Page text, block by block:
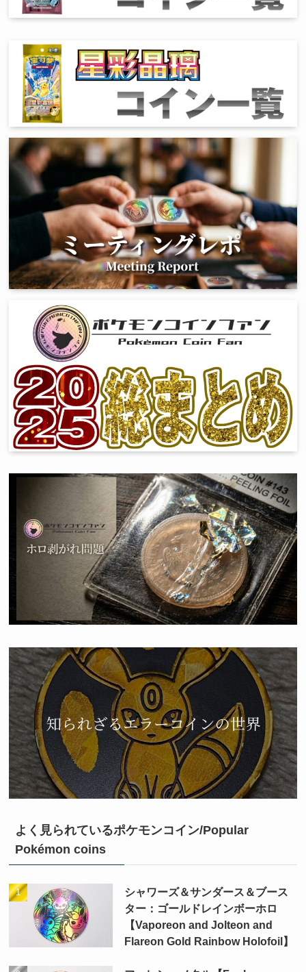
よく見られているポケモンコイン/Popular
Pokémon coins
シャワーズ＆サンダース＆ブース
ター：ゴールドレインボーホロ
【Vaporeon and Jolteon and
Flareon Gold Rainbow Holofoil】